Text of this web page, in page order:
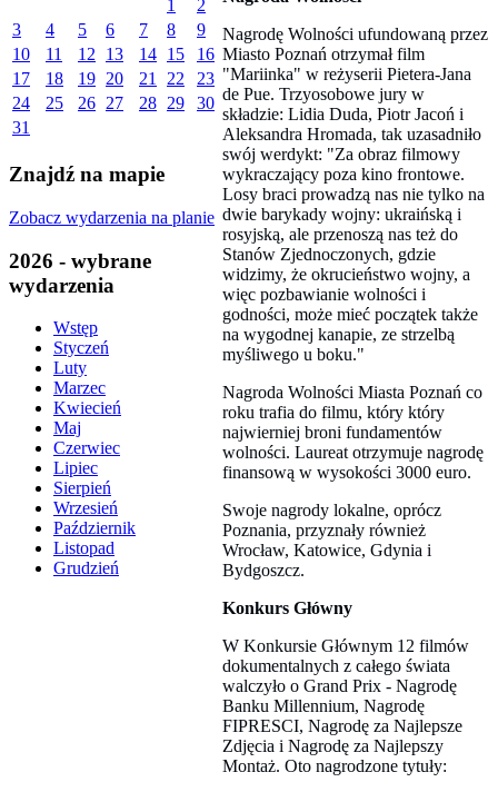
1
2
3
4 5 6 7 8
9
10
11 12 13 14 15
16
17
18 19 20 21 22
23
24
25 26 27 28 29
30
31
Znajdź na mapie
Zobacz wydarzenia na planie
2026 - wybrane
wydarzenia
Wstęp
Styczeń
Luty
Marzec
Kwiecień
Maj
Czerwiec
Lipiec
Sierpień
Wrzesień
Październik
Listopad
Grudzień
Nagrodę Wolności ufundowaną przez
Miasto Poznań otrzymał film
"Mariinka" w reżyserii Pietera-Jana
de Pue. Trzyosobowe jury w
składzie: Lidia Duda, Piotr Jacoń i
Aleksandra Hromada, tak uzasadniło
swój werdykt: "Za obraz filmowy
wykraczający poza kino frontowe.
Losy braci prowadzą nas nie tylko na
dwie barykady wojny: ukraińską i
rosyjską, ale przenoszą nas też do
Stanów Zjednoczonych, gdzie
widzimy, że okrucieństwo wojny, a
więc pozbawianie wolności i
godności, może mieć początek także
na wygodnej kanapie, ze strzelbą
myśliwego u boku."
Nagroda Wolności Miasta Poznań co
roku trafia do filmu, który który
najwierniej broni fundamentów
wolności. Laureat otrzymuje nagrodę
finansową w wysokości 3000 euro.
Swoje nagrody lokalne, oprócz
Poznania, przyznały również
Wrocław, Katowice, Gdynia i
Bydgoszcz.
Konkurs Główny
W Konkursie Głównym 12 filmów
dokumentalnych z całego świata
walczyło o Grand Prix - Nagrodę
Banku Millennium, Nagrodę
FIPRESCI, Nagrodę za Najlepsze
Zdjęcia i Nagrodę za Najlepszy
Montaż. Oto nagrodzone tytuły: